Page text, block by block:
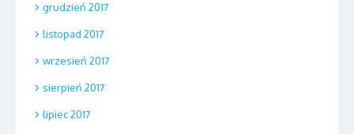
grudzień 2017
listopad 2017
wrzesień 2017
sierpień 2017
lipiec 2017